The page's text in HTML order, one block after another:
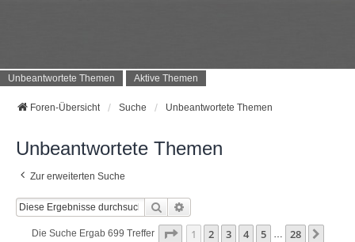
Unbeantwortete Themen Aktive Themen
Foren-Übersicht Suche Unbeantwortete Themen
Unbeantwortete Themen
Zur erweiterten Suche
Suche
Die Suche Ergab 699 Treffer Seite 1Von 28
1 2 3 4 5 … 28